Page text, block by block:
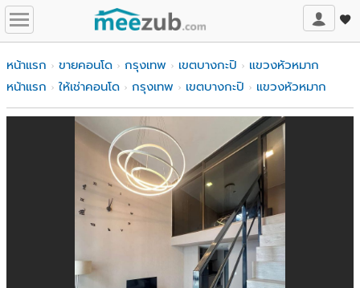
หน้าแรก ขายคอนโด กรุงเทพ เขตบางกะปิ
แขวงหัวหมาก
หน้าแรก
ให้เช่าคอนโด กรุงเทพ เขตบางกะปิ แขวงหัวหมาก